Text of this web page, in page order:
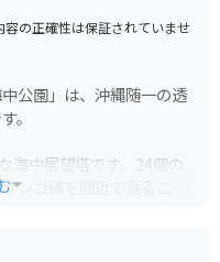
の正確性は保証されていませ
公園」は、沖縄随一の透
。
海中展望塔です。24個の
ンゴ礁を間近で見ること